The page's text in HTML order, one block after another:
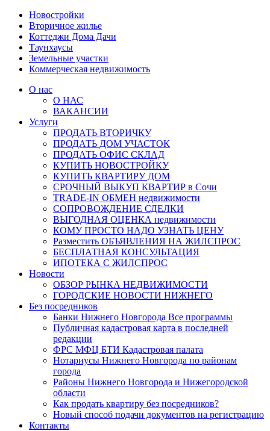
Новостройки
Вторичное жилье
Коттеджи Дома Дачи
Таунхаусы
Земельные участки
Коммерческая недвижимость
О нас
О НАС
ВАКАНСИИ
Услуги
ПРОДАТЬ ВТОРИЧКУ
ПРОДАТЬ ДОМ УЧАСТОК
ПРОДАТЬ ОФИС СКЛАД
КУПИТЬ НОВОСТРОЙКУ
КУПИТЬ КВАРТИРУ ДОМ
СРОЧНЫЙ ВЫКУП КВАРТИР в Сочи
TRADE-IN ОБМЕН недвижимости
СОПРОВОЖДЕНИЕ СДЕЛКИ
ВЫГОДНАЯ ОЦЕНКА недвижимости
КОМУ ПРОСТО НАДО УЗНАТЬ ЦЕНУ
Разместить ОБЪЯВЛЕНИЯ НА ЖИЛСПРОС
БЕСПЛАТНАЯ КОНСУЛЬТАЦИЯ
ИПОТЕКА С ЖИЛСПРОС
Новости
ОБЗОР РЫНКА НЕДВИЖИМОСТИ
ГОРОДСКИЕ НОВОСТИ НИЖНЕГО
Без посредников
Банки Нижнего Новгорода Все программы
Публичная кадастровая карта в последней
редакции
ФРС МФЦ БТИ Кадастровая палата
Нотариусы Нижнего Новгорода по районам
города
Районы Нижнего Новгорода и Нижегородской
области
Как продать квартиру без посредников?
Новый способ подачи документов на регистрацию
Контакты